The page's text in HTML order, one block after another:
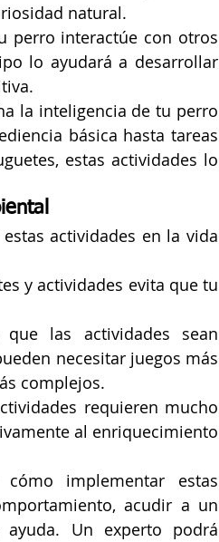
natural.
perro interactúe con otros
lo ayudará a desarrollar
la inteligencia de tu perro
básica hasta tareas
estas actividades lo
actividades en la vida
y actividades evita que tu
que las actividades sean
necesitar juegos más
complejos.
requieren mucho
al enriquecimiento
implementar estas
acudir a un
Un experto podrá